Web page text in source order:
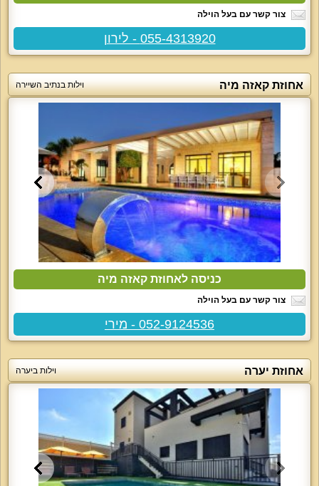
צור קשר עם בעל הוילה
055-4313920 - לירון
אחוזת קאזה מיה וילות בנתיב השיירה
כניסה לאחוזת קאזה מיה
צור קשר עם בעל הוילה
052-9124536 - מירי
אחוזת יערה וילות ביערה